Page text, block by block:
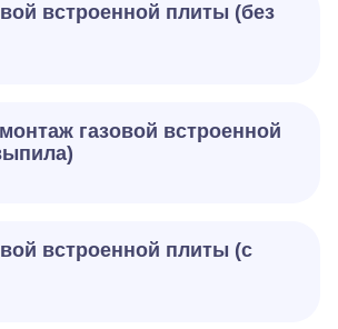
встроенной плиты (без
газовой встроенной
встроенной плиты (с